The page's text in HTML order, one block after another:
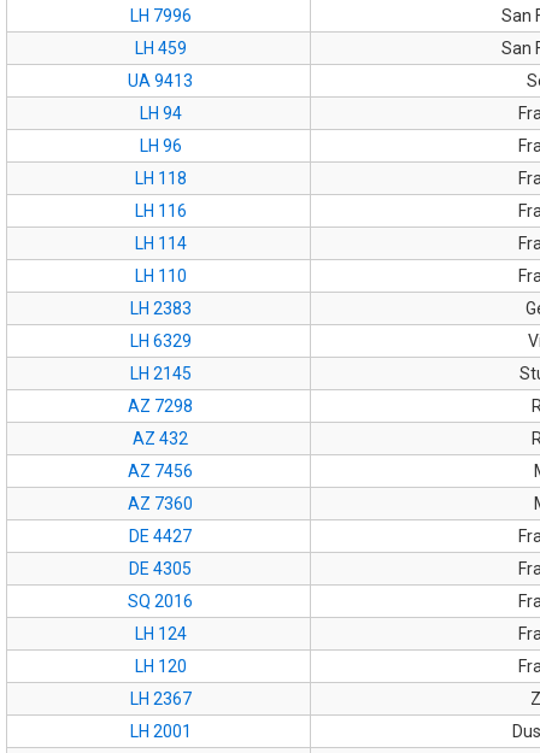
LH 7996
San
LH 459
San
UA 9413
LH 94
LH 96
LH 118
LH 116
LH 114
LH 110
LH 2383
LH 6329
LH 2145
AZ 7298
AZ 432
AZ 7456
AZ 7360
DE 4427
DE 4305
SQ 2016
LH 124
LH 120
LH 2367
LH 2001